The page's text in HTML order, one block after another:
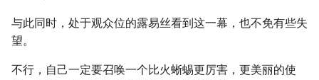
与此同时，处于观众位的露易丝看到这一幕，也不免有些失
望。
不行，自己一定要召唤一个比火蜥蜴更厉害，更美丽的使